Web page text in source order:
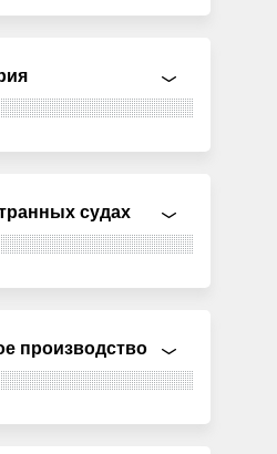
судах
производство